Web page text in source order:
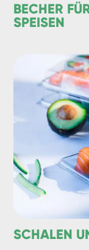
BECHER
PEISEN
SCHALEN